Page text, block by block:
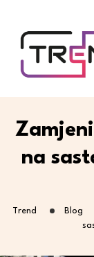
na
Trend Blog